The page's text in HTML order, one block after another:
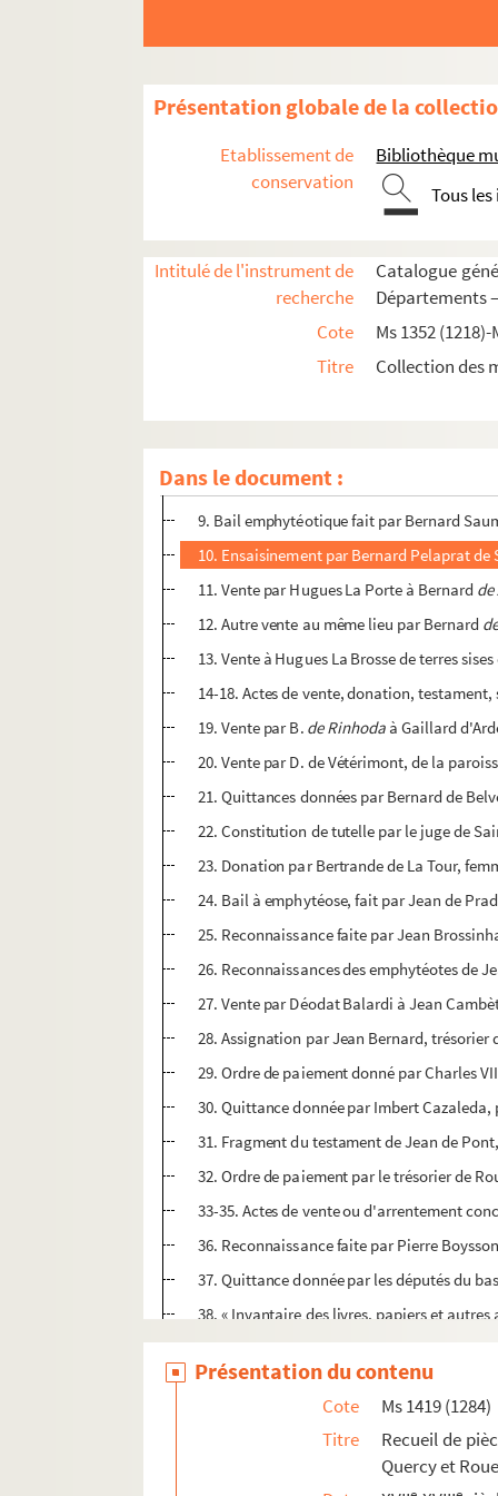
Présentation globale de la
Etablissement de
conservation
Bibliothèque
Tous
Intitulé de l'instrument de
recherche
Catalogue
Départements
Cote
Ms 1352
Titre
Collection des
Dans le document :
Ms 1416 (1281). Recueil de pièces
Ms 1418 (1283). Recueil de pièces
Ms 1419 (1284). Recueil de pièces, originales
1. Compromis et sentence arbitrale
2. Vente par Pierre et Hecher de La Roque,
3. Bail emphytéotique d'une pièce de
4. Bail à cens par Pierre d'Anglars à
6. Vente par Escafrède, damoiseau majeur
7. Vente par Bérenger de Sales et sa
8. Vente par Buonson de Rodez,
9. Bail emphytéotique fait par Bernard
10. Ensaisinement par Bernard Pelaprat
11. Vente par Hugues La Porte à Bernard
12. Autre vente au même lieu par Bernard
13. Vente à Hugues La Brosse de terres
14-18. Actes de vente, donation,
19. Vente par B. de Rinhoda à Gaillard
20. Vente par D. de Vétérimont, de la
21. Quittances données par Bernard de
22. Constitution de tutelle par le juge de
23. Donation par Bertrande de La Tour,
24. Bail à emphytéose, fait par Jean de
25. Reconnaissance faite par Jean
26. Reconnaissances des emphytéotes de
27. Vente par Déodat Balardi à Jean
28. Assignation par Jean Bernard,
29. Ordre de paiement donné par Charles
30. Quittance donnée par Imbert
31. Fragment du testament de Jean de
32. Ordre de paiement par le trésorier de
33-35. Actes de vente ou d'arrentement
36. Reconnaissance faite par Pierre
37. Quittance donnée par les députés du
38. « Invantaire des livres, papiers et
39-40. Copies des hommages et
41. Reconnaissances de la seigneurie de
42. Copies d'actes concernant la famille
43. Copie d'actes de partage et
Présentation du contenu
Cote
Ms 1419 (1284)
Titre
Recueil de
Quercy et